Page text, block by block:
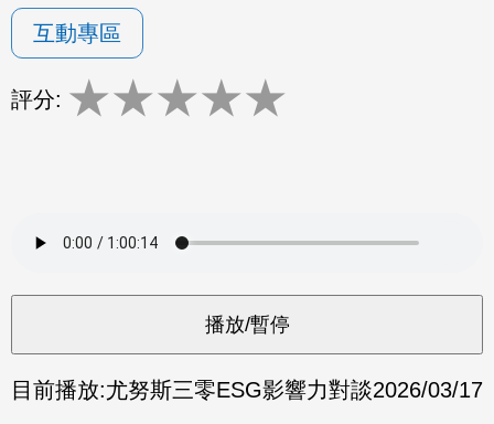
互動專區
評分: ★★★★★
目前播放:尤努斯三零ESG影響力對談2026/03/17